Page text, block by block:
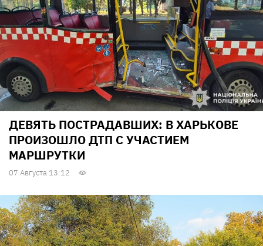
ДЕВЯТЬ ПОСТРАДАВШИХ: В ХАРЬКОВЕ
ПРОИЗОШЛО ДТП С УЧАСТИЕМ
МАРШРУТКИ
07 Августа 13:12